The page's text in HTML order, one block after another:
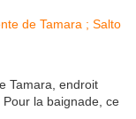
Tamara, endroit
la baignade, ce